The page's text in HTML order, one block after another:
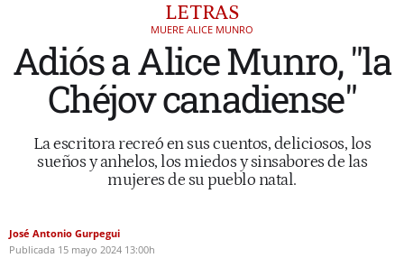
LETRAS
MUERE ALICE MUNRO
Adiós a Alice Munro, "la
Chéjov canadiense"
La escritora recreó en sus cuentos, deliciosos, los
sueños y anhelos, los miedos y sinsabores de las
mujeres de su pueblo natal.
José Antonio Gurpegui
Publicada 15 mayo 2024 13:00h